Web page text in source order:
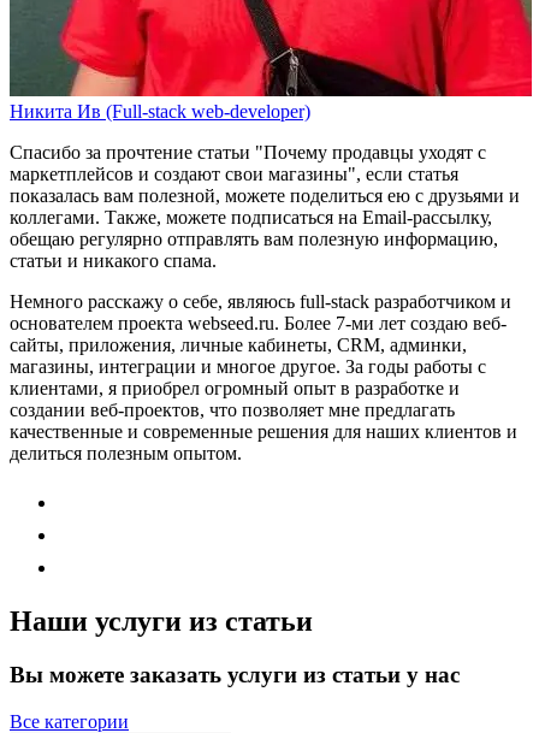
Никита Ив (Full-stack web-developer)
Спасибо за прочтение статьи "Почему продавцы уходят с
маркетплейсов и создают свои магазины", если статья
показалась вам полезной, можете поделиться ею с друзьями и
коллегами. Также, можете подписаться на Email-рассылку,
обещаю регулярно отправлять вам полезную информацию,
статьи и никакого спама.
Немного расскажу о себе, являюсь full-stack разработчиком и
основателем проекта webseed.ru. Более 7-ми лет создаю веб-
сайты, приложения, личные кабинеты, CRM, админки,
магазины, интеграции и многое другое. За годы работы с
клиентами, я приобрел огромный опыт в разработке и
создании веб-проектов, что позволяет мне предлагать
качественные и современные решения для наших клиентов и
делиться полезным опытом.
Наши услуги из статьи
Вы можете заказать услуги из статьи у нас
Все категории